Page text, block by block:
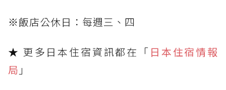
※飯店公休日：每週三、四
★ 更多日本住宿資訊都在「 日本住宿情報
局 」